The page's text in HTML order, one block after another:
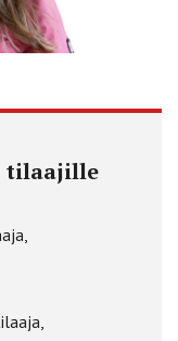
tilaajille